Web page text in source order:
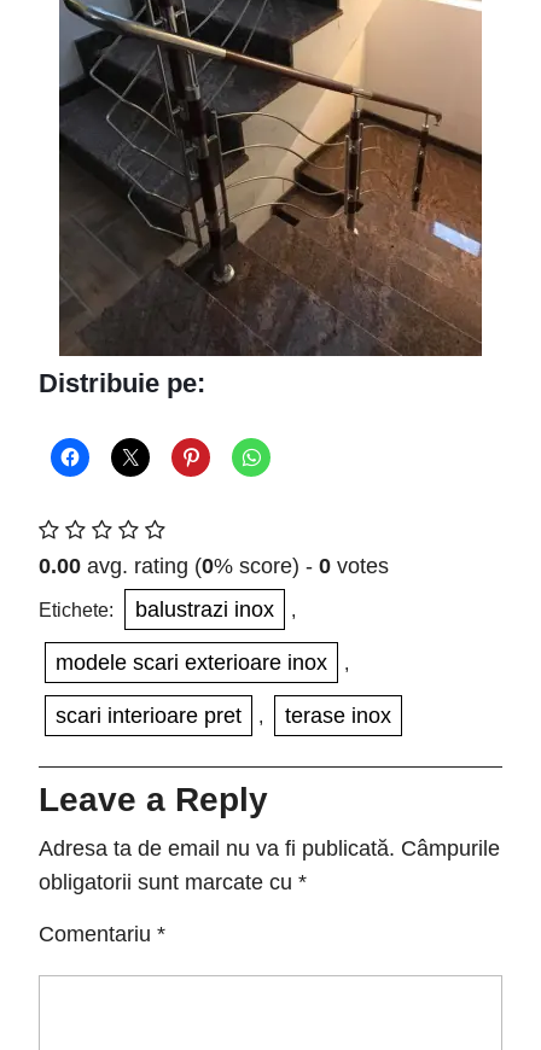
Distribuie pe:
0.00 avg. rating (0% score) - 0 votes
Etichete: balustrazi inox ,
modele scari exterioare inox ,
scari interioare pret , terase inox
Leave a Reply
Adresa ta de email nu va fi publicată. Câmpurile
obligatorii sunt marcate cu *
Comentariu *